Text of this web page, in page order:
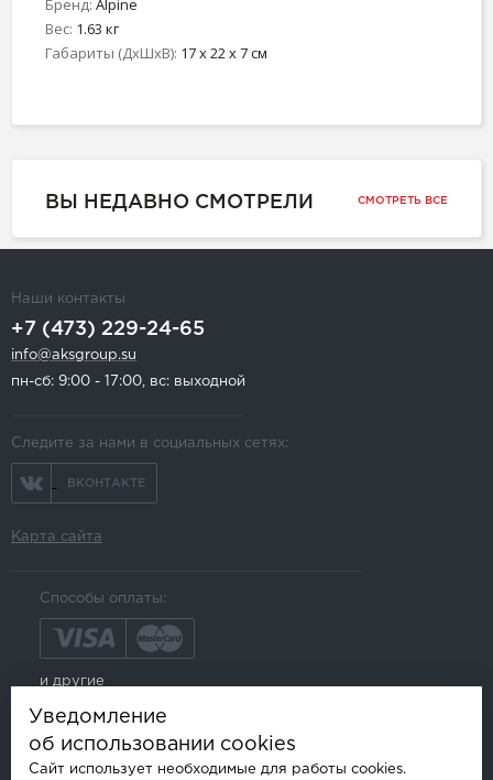
Бренд: Alpine
Вес: 1.63 кг
Габариты (ДхШхВ): 17 x 22 x 7 см
ВЫ НЕДАВНО СМОТРЕЛИ СМОТРЕТЬ ВСЕ
Наши контакты
+7 (473) 229-24-65
info@aksgroup.su
пн-сб: 9:00 - 17:00, вс: выходной
Следите за нами в социальных сетях:
ВКОНТАКТЕ
Карта сайта
Способы оплаты:
и другие
Уведомление
об использовании cookies
Сайт использует необходимые для работы cookies.